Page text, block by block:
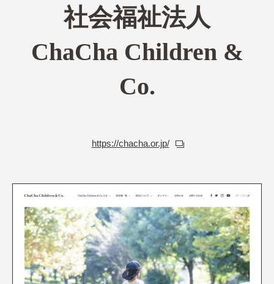
社会福祉法人
ChaCha Children &
Co.
https://chacha.or.jp/